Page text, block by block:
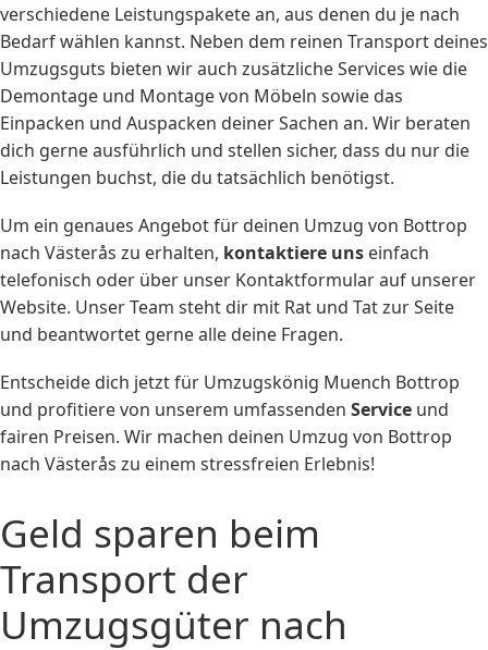
verschiedene Leistungspakete an, aus denen du je nach
Bedarf wählen kannst. Neben dem reinen Transport deines
Umzugsguts bieten wir auch zusätzliche Services wie die
Demontage und Montage von Möbeln sowie das
Einpacken und Auspacken deiner Sachen an. Wir beraten
dich gerne ausführlich und stellen sicher, dass du nur die
Leistungen buchst, die du tatsächlich benötigst.
Um ein genaues Angebot für deinen Umzug von Bottrop
nach Västerås zu erhalten, kontaktiere uns einfach
telefonisch oder über unser Kontaktformular auf unserer
Website. Unser Team steht dir mit Rat und Tat zur Seite
und beantwortet gerne alle deine Fragen.
Entscheide dich jetzt für Umzugskönig Muench Bottrop
und profitiere von unserem umfassenden Service und
fairen Preisen. Wir machen deinen Umzug von Bottrop
nach Västerås zu einem stressfreien Erlebnis!
Geld sparen beim
Transport der
Umzugsgüter nach